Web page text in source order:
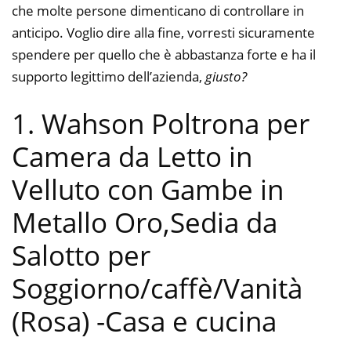
che molte persone dimenticano di controllare in
anticipo. Voglio dire alla fine, vorresti sicuramente
spendere per quello che è abbastanza forte e ha il
supporto legittimo dell’azienda, giusto?
1. Wahson Poltrona per
Camera da Letto in
Velluto con Gambe in
Metallo Oro,Sedia da
Salotto per
Soggiorno/caffè/Vanità
(Rosa) -Casa e cucina